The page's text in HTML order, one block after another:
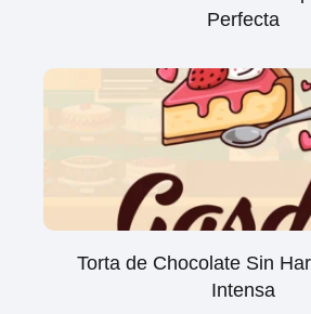
Perfecta
Torta de Chocolate Sin
Intensa